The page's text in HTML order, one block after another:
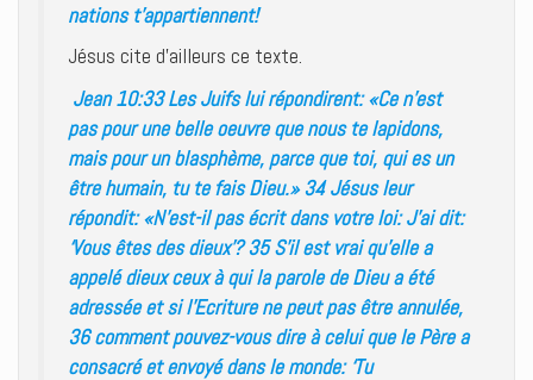
nations t’appartiennent!
Jésus cite d’ailleurs ce texte.
Jean 10:33 Les Juifs lui répondirent: «Ce n’est
pas pour une belle oeuvre que nous te lapidons,
mais pour un blasphème, parce que toi, qui es un
être humain, tu te fais Dieu.» 34 Jésus leur
répondit: «N’est-il pas écrit dans votre loi: J’ai dit:
‘Vous êtes des dieux’? 35 S’il est vrai qu’elle a
appelé dieux ceux à qui la parole de Dieu a été
adressée et si l’Ecriture ne peut pas être annulée,
36 comment pouvez-vous dire à celui que le Père a
consacré et envoyé dans le monde: ‘Tu